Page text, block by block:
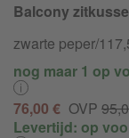
Balcony
zwarte peper/
nog maar 1 op
76,00 € OVP
Levertijd: op